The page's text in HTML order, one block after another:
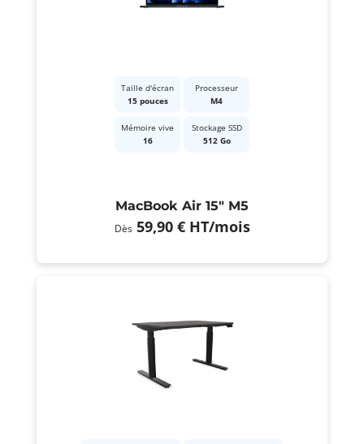
Taille d'écran
15 pouces
Processeur
M4
Mémoire vive
16
Stockage SSD
512 Go
MacBook Air 15" M5
Dès 59,90 € HT/mois